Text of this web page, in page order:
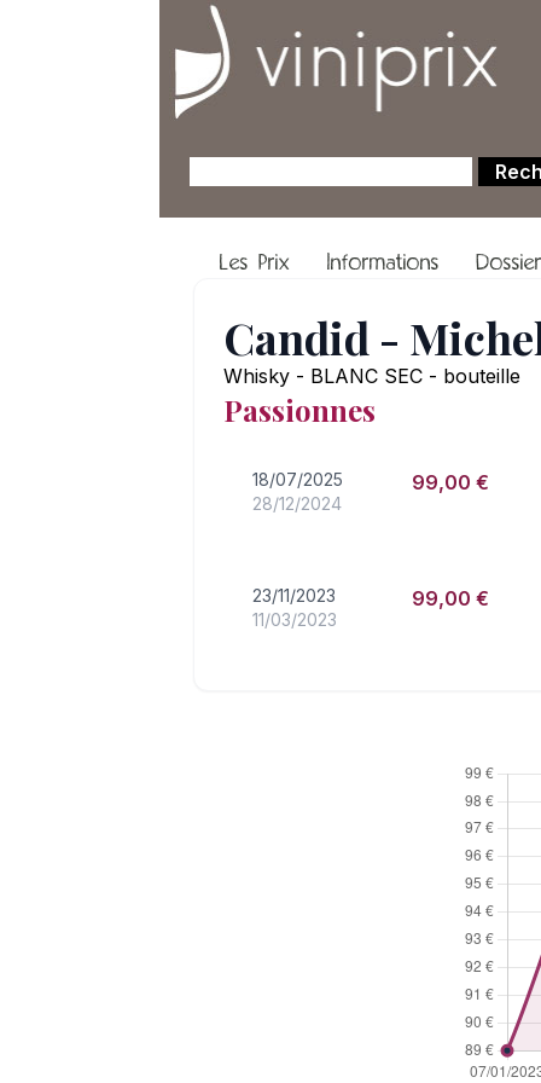
Les Prix Informations
Candid -
Whisky - BLANC SEC - bouteille
Passionnes
18/07/2025
28/12/2024
99,00 €
23/11/2023
11/03/2023
99,00 €